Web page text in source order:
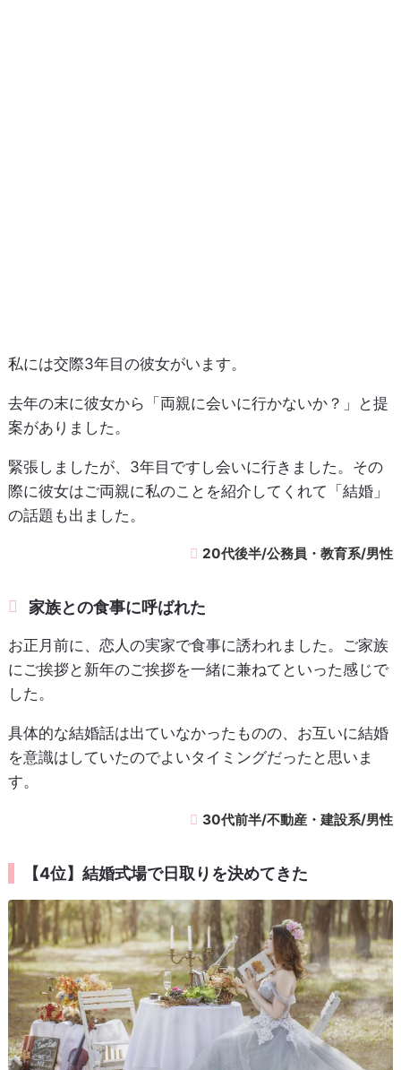
私には交際3年目の彼女がいます。
去年の末に彼女から「両親に会いに行かないか？」と提
案がありました。
緊張しましたが、3年目ですし会いに行きました。その
際に彼女はご両親に私のことを紹介してくれて「結婚」
の話題も出ました。
20代後半/公務員・教育系/男性
家族との食事に呼ばれた
お正月前に、恋人の実家で食事に誘われました。ご家族
にご挨拶と新年のご挨拶を一緒に兼ねてといった感じで
した。
具体的な結婚話は出ていなかったものの、お互いに結婚
を意識はしていたのでよいタイミングだったと思いま
す。
30代前半/不動産・建設系/男性
【4位】結婚式場で日取りを決めてきた